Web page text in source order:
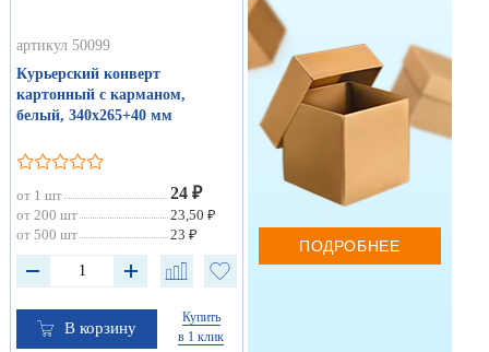
артикул 50099
Курьерский конверт
картонный с карманом,
белый, 340х265+40 мм
от 1 шт 24 ₽
от 200 шт
23,50 ₽
от 500 шт
23 ₽
В корзину
Купить
в 1 клик
ПОДРОБНЕЕ